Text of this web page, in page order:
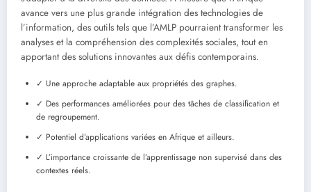
avance vers une plus grande intégration des technologies de
l’information, des outils tels que l’AMLP pourraient transformer les
analyses et la compréhension des complexités sociales, tout en
apportant des solutions innovantes aux défis contemporains.
✓ Une approche adaptable aux propriétés des graphes.
✓ Des performances améliorées pour des tâches de classification et
de regroupement.
✓ Potentiel d’applications variées en Afrique et ailleurs.
✓ L’importance croissante de l’apprentissage non supervisé dans des
contextes réels.